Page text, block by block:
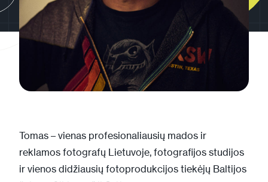
Tomas – vienas profesionaliausių mados ir
reklamos fotografų Lietuvoje, fotografijos studijos
ir vienos didžiausių fotoprodukcijos tiekėjų Baltijos